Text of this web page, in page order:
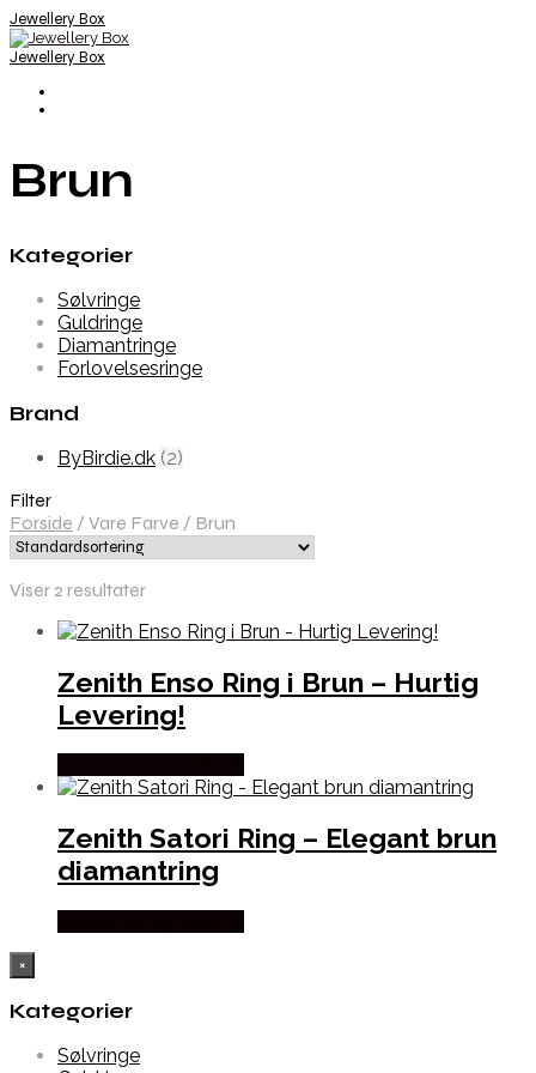
Jewellery Box
Jewellery Box
Brun
Kategorier
Sølvringe
Guldringe
Diamantringe
Forlovelsesringe
Brand
ByBirdie.dk (2)
Filter
Forside / Vare Farve / Brun
Viser 2 resultater
Zenith Enso Ring i Brun – Hurtig
Levering!
Zenith Satori Ring – Elegant brun
diamantring
×
Kategorier
Sølvringe